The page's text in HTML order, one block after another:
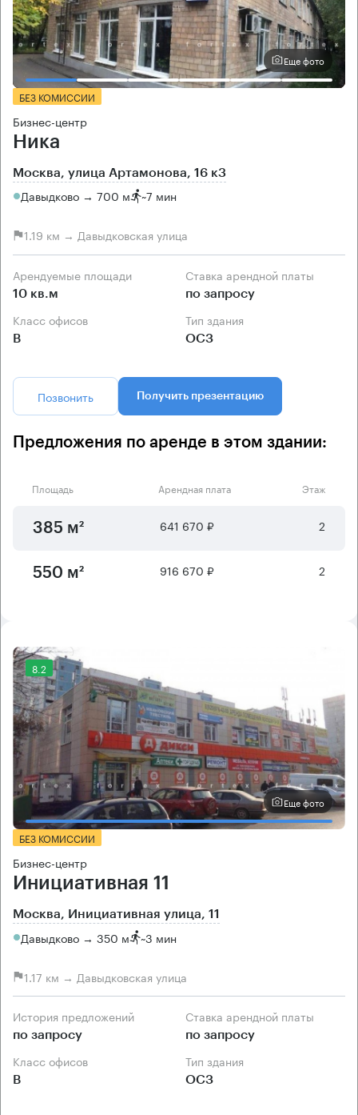
Еще фото
БЕЗ КОМИССИИ
Бизнес-центр
Ника
Москва, улица Артамонова, 16 к3
Давыдково → 700 м ~7 мин
1.19 км → Давыдковская улица
Арендуемые площади
10 кв.м
Ставка арендной платы
по запросу
Класс офисов
B
Тип здания
ОСЗ
Позвонить Получить презентацию
Предложения по аренде в этом здании:
Площадь Арендная плата Этаж
385 м² 641 670 ₽ 2
550 м² 916 670 ₽ 2
8.2
Еще фото
БЕЗ КОМИССИИ
Бизнес-центр
Инициативная 11
Москва, Инициативная улица, 11
Давыдково → 350 м ~3 мин
1.17 км → Давыдковская улица
История предложений
по запросу
Ставка арендной платы
по запросу
Класс офисов
B
Тип здания
ОСЗ